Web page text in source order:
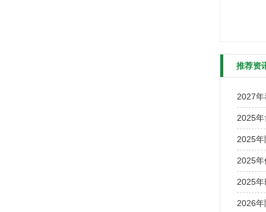
推荐资
2027
2025
2025
2025
2025
2026